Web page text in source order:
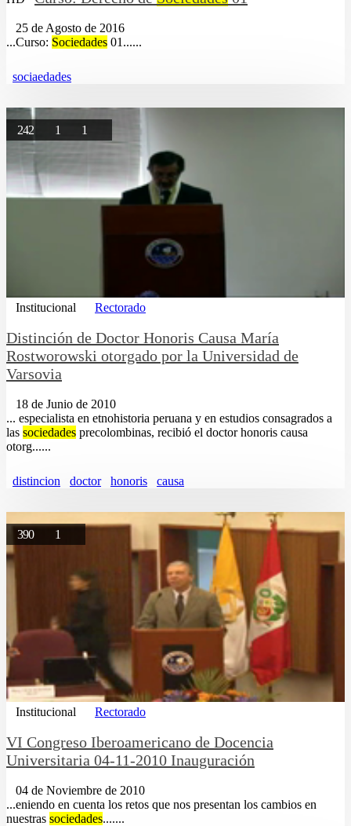
25 de Agosto de 2016
...Curso: Sociedades 01......
sociaedades
242 1 1
Institucional Rectorado
Distinción de Doctor Honoris Causa María
Rostworowski otorgado por la Universidad de
Varsovia
18 de Junio de 2010
... especialista en etnohistoria peruana y en estudios consagrados a
las sociedades precolombinas, recibió el doctor honoris causa
otorg......
distincion doctor honoris causa
390 1
Institucional Rectorado
VI Congreso Iberoamericano de Docencia
Universitaria 04-11-2010 Inauguración
04 de Noviembre de 2010
...eniendo en cuenta los retos que nos presentan los cambios en
nuestras sociedades.......